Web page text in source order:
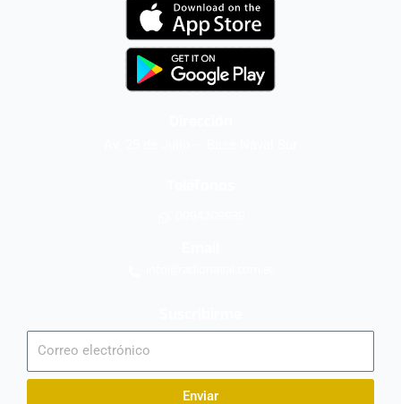
Enviar